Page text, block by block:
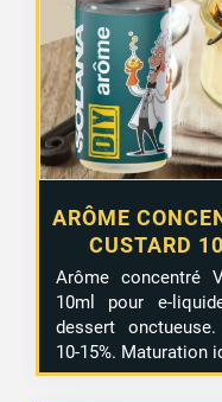
ARÔME
CUSTARD
Arôme concentré
10ml pour e-
dessert
10-15%. Maturation